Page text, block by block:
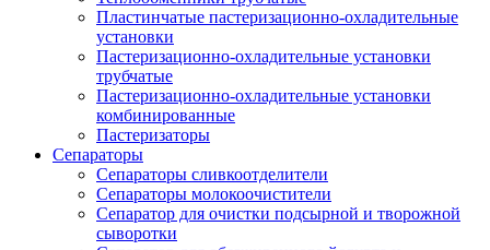
Пластинчатые пастеризационно-охладительные
установки
Пастеризационно-охладительные установки
трубчатые
Пастеризационно-охладительные установки
комбинированные
Пастеризаторы
Сепараторы
Сепараторы сливкоотделители
Сепараторы молокоочистители
Сепаратор для очистки подсырной и творожной
сыворотки